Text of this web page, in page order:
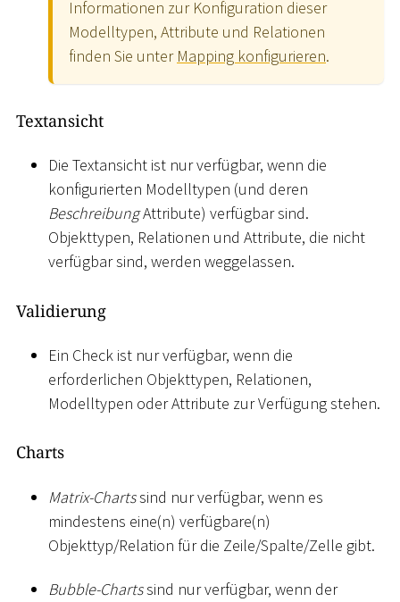
Informationen zur Konfiguration dieser
Modelltypen, Attribute und Relationen
finden Sie unter Mapping konfigurieren.
Textansicht
Die Textansicht ist nur verfügbar, wenn die
konfigurierten Modelltypen (und deren
BeschreibungAttribute) verfügbar sind.
Objekttypen, Relationen und Attribute, die nicht
verfügbar sind, werden weggelassen.
Validierung
Ein Check ist nur verfügbar, wenn die
erforderlichen Objekttypen, Relationen,
Modelltypen oder Attribute zur Verfügung stehen.
Charts
Matrix-Chartssind nur verfügbar, wenn es
mindestens eine(n) verfügbare(n)
Objekttyp/Relation für die Zeile/Spalte/Zelle gibt.
Bubble-Chartssind nur verfügbar, wenn der